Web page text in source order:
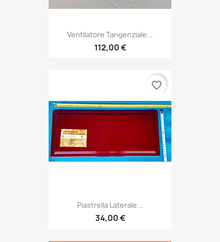
Ventilatore Tangenziale...
112,00 €
Piastrella Laterale...
34,00 €
favorite_border